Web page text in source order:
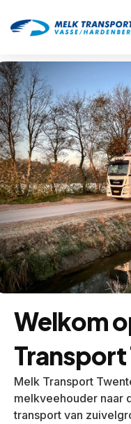
Welkom
Melk Transport
melkveehouder naar
transport van